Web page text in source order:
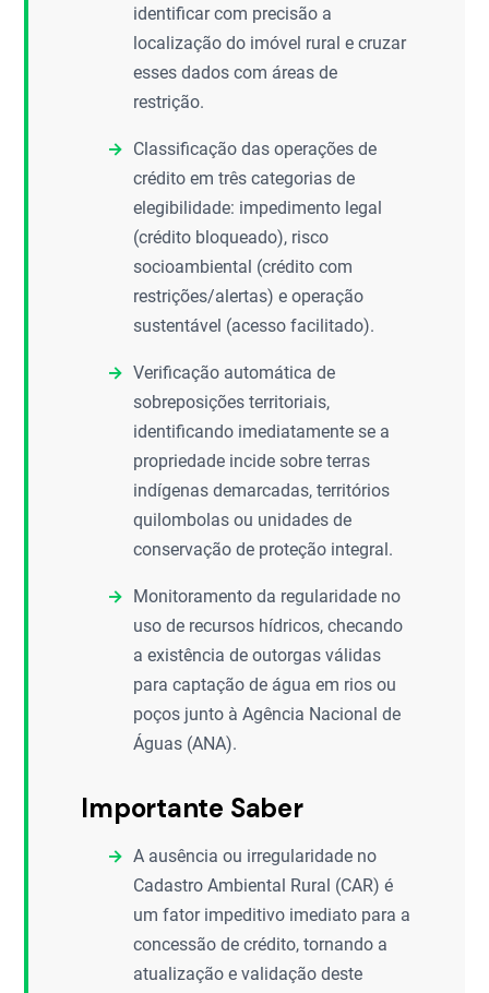
identificar com precisão a
localização do imóvel rural e cruzar
esses dados com áreas de
restrição.
Classificação das operações de
crédito em três categorias de
elegibilidade: impedimento legal
(crédito bloqueado), risco
socioambiental (crédito com
restrições/alertas) e operação
sustentável (acesso facilitado).
Verificação automática de
sobreposições territoriais,
identificando imediatamente se a
propriedade incide sobre terras
indígenas demarcadas, territórios
quilombolas ou unidades de
conservação de proteção integral.
Monitoramento da regularidade no
uso de recursos hídricos, checando
a existência de outorgas válidas
para captação de água em rios ou
poços junto à Agência Nacional de
Águas (ANA).
Importante Saber
A ausência ou irregularidade no
Cadastro Ambiental Rural (CAR) é
um fator impeditivo imediato para a
concessão de crédito, tornando a
atualização e validação deste